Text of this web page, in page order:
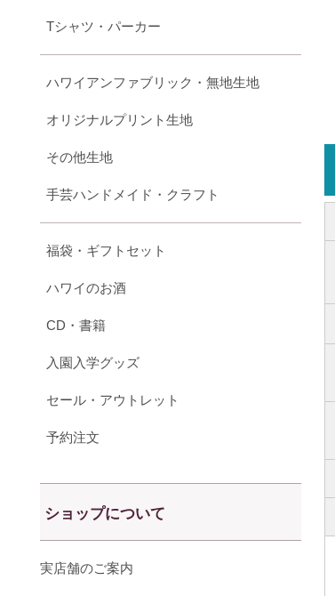
Tシャツ・パーカー
ハワイアンファブリック・無地生地
オリジナルプリント生地
その他生地
手芸ハンドメイド・クラフト
福袋・ギフトセット
ハワイのお酒
CD・書籍
入園入学グッズ
セール・アウトレット
予約注文
ショップについて
実店舗のご案内